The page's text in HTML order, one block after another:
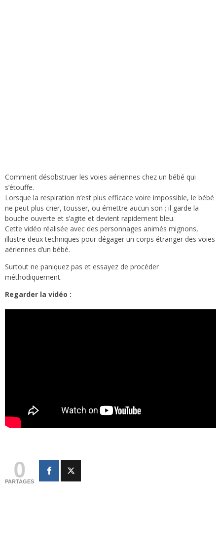
Comment désobstruer les voies aériennes chez un bébé qui
s’étouffe.
Lorsque la respiration n’est plus efficace voire impossible, le bébé
ne peut plus crier, tousser, ou émettre aucun son ; il garde la
bouche ouverte et s’agite et devient rapidement bleu.
Cette vidéo réalisée avec des personnages animés mignons,
illustre deux techniques pour dégager un corps étranger des voies
aériennes d’un bébé.
Surtout ne paniquez pas et essayez de procéder
méthodiquement.
Regarder la vidéo :
0
PARTAGES